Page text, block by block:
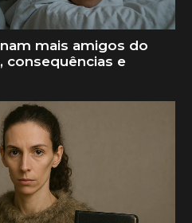
mais amigos do
consequências e